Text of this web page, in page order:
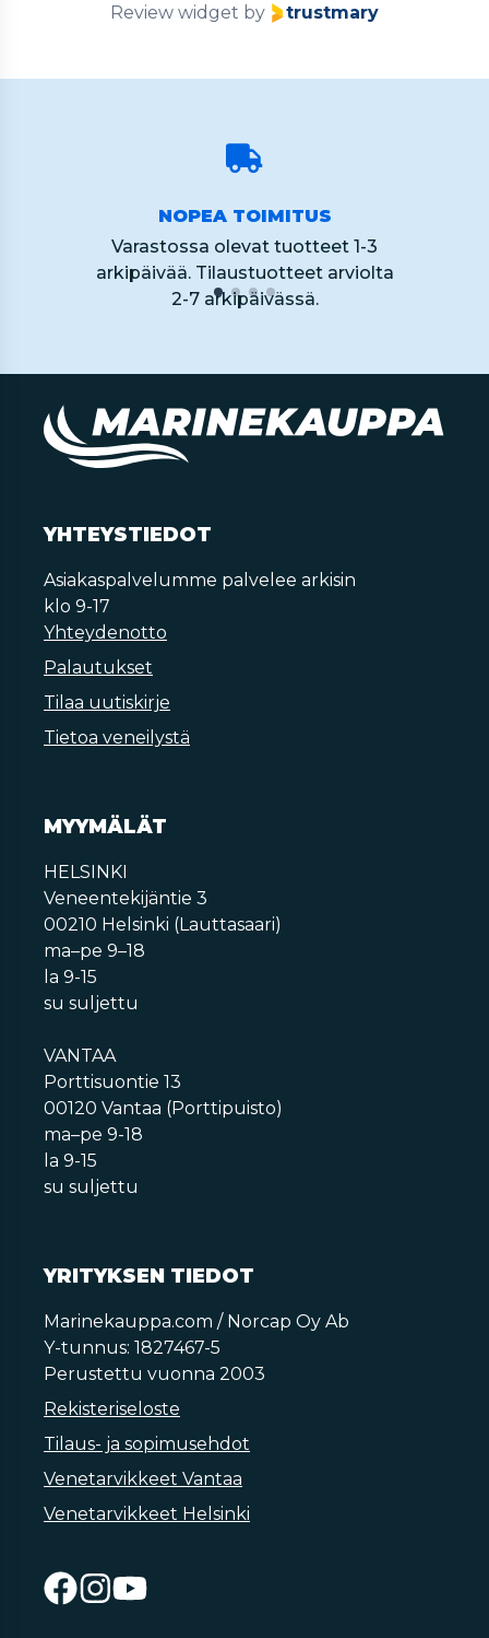
Review widget by trustmary
NOPEA TOIMITUS
Varastossa olevat tuotteet 1-3
arkipäivää. Tilaustuotteet arviolta
2-7 arkipäivässä.
YHTEYSTIEDOT
Asiakaspalvelumme palvelee arkisin
klo 9-17
Yhteydenotto
Palautukset
Tilaa uutiskirje
Tietoa veneilystä
MYYMÄLÄT
HELSINKI
Veneentekijäntie 3
00210 Helsinki (Lauttasaari)
ma–pe 9–18
la 9-15
su suljettu
VANTAA
Porttisuontie 13
00120 Vantaa (Porttipuisto)
ma–pe 9-18
la 9-15
su suljettu
YRITYKSEN TIEDOT
Marinekauppa.com / Norcap Oy Ab
Y-tunnus: 1827467-5
Perustettu vuonna 2003
Rekisteriseloste
Tilaus- ja sopimusehdot
Venetarvikkeet Vantaa
Venetarvikkeet Helsinki